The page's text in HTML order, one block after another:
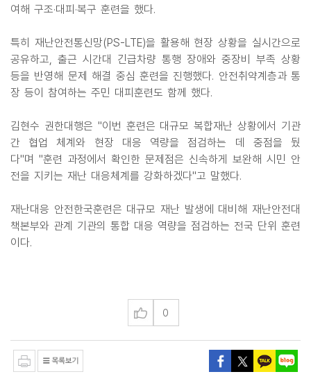
여해 구조·대피·복구 훈련을 했다.
특히 재난안전통신망(PS-LTE)을 활용해 현장 상황을 실시간으로
공유하고, 출근 시간대 긴급차량 통행 장애와 중장비 부족 상황
등을 반영해 문제 해결 중심 훈련을 진행했다. 안전취약계층과 통
장 등이 참여하는 주민 대피훈련도 함께 했다.
김현수 권한대행은 "이번 훈련은 대규모 복합재난 상황에서 기관
간 협업 체계와 현장 대응 역량을 점검하는 데 중점을 뒀
다"며 "훈련 과정에서 확인한 문제점은 신속하게 보완해 시민 안
전을 지키는 재난 대응체계를 강화하겠다"고 말했다.
재난대응 안전한국훈련은 대규모 재난 발생에 대비해 재난안전대
책본부와 관계 기관의 통합 대응 역량을 점검하는 전국 단위 훈련
이다.
0